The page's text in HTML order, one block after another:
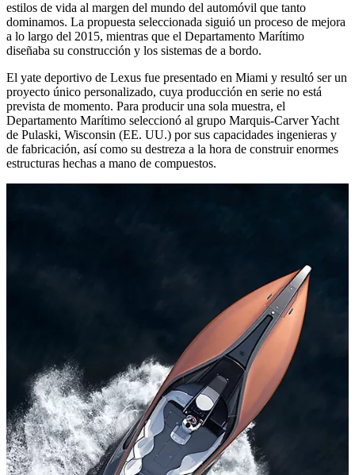
estilos de vida al margen del mundo del automóvil que tanto
dominamos. La propuesta seleccionada siguió un proceso de mejora
a lo largo del 2015, mientras que el Departamento Marítimo
diseñaba su construcción y los sistemas de a bordo.
El yate deportivo de Lexus fue presentado en Miami y resultó ser un
proyecto único personalizado, cuya producción en serie no está
prevista de momento. Para producir una sola muestra, el
Departamento Marítimo seleccionó al grupo Marquis-Carver Yacht
de Pulaski, Wisconsin (EE. UU.) por sus capacidades ingenieras y
de fabricación, así como su destreza a la hora de construir enormes
estructuras hechas a mano de compuestos.